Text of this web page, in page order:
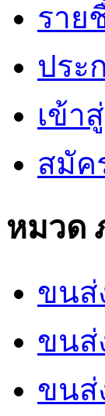
ราย
ประ
เข้า
สมัค
หมวด
ขนส่
ขนส่
ขนส่